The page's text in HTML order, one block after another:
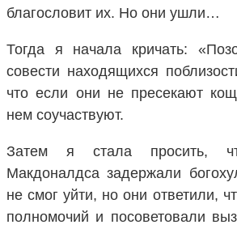
благословит их. Но они ушли…
Тогда я начала кричать:
совести находящихся
что если они не пресекают
нем соучаствуют.
Затем я стала просить,
Макдоналдса задержали
не смог уйти, но они ответили,
полномочий и посоветовали